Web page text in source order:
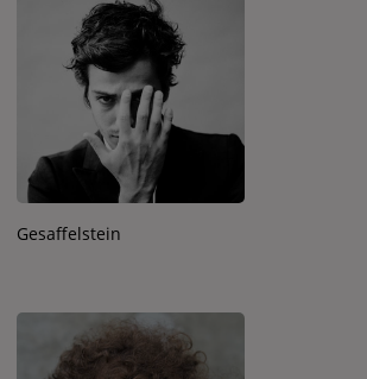
Gesaffelstein